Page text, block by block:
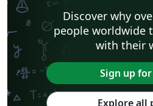
Discover why
people worldwide
with their
Sign up
Explore all